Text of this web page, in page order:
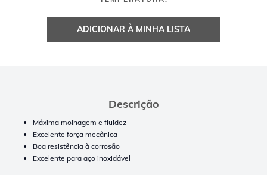
ADICIONAR À MINHA LISTA
Descrição
Máxima molhagem e fluidez
Excelente força mecânica
Boa resistência à corrosão
Excelente para aço inoxidável